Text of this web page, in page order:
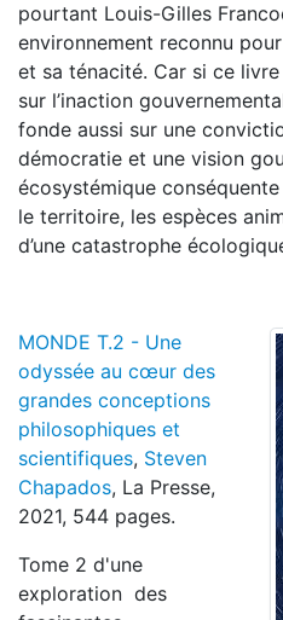
pourtant Louis-Gilles
environnement reconnu
et sa ténacité. Car si ce
sur l’inaction
fonde aussi sur une
démocratie et une vision
écosystémique
le territoire, les espèces
d’une catastrophe
MONDE T.2 - Une
odyssée au cœur des
grandes conceptions
philosophiques et
scientifiques, Steven
Chapados, La Presse,
2021, 544 pages.
Tome 2 d'une
exploration des